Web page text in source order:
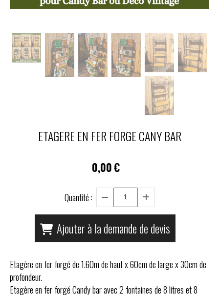
ETAGERE EN FER FORGE CANY BAR
0,00€
Quantité :
Ajouter à la demande de devis
Etagère en fer forgé de 1.60m de haut x 60cm de large x 30cm de
profondeur.
Etagère en fer forgé Candy bar avec 2 fontaines de 8 litres et 8